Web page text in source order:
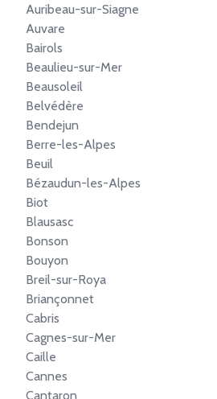
Auribeau-sur-Siagne
Auvare
Bairols
Beaulieu-sur-Mer
Beausoleil
Belvédère
Bendejun
Berre-les-Alpes
Beuil
Bézaudun-les-Alpes
Biot
Blausasc
Bonson
Bouyon
Breil-sur-Roya
Briançonnet
Cabris
Cagnes-sur-Mer
Caille
Cannes
Cantaron